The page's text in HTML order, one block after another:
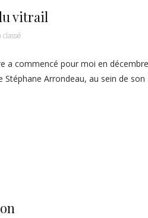
vitrail
classé
a commencé pour moi en
Stéphane Arrondeau, au sein de son